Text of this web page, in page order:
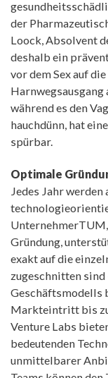
der
Loock, Absolvent
deshalb ein
vor dem Sex auf
Harnwegsausgang
während es den
hauchdünn, hat
spürbar.
Optimale
Jedes Jahr
Gründung,
exakt auf die
zugeschnitten sind
Geschäftsmodells
Markteintritt bis
Venture Labs
bedeutenden
unmittelbarer